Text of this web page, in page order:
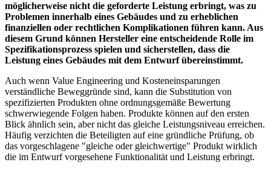
möglicherweise nicht die geforderte Leistung erbringt, was zu
Problemen innerhalb eines Gebäudes und zu erheblichen
finanziellen oder rechtlichen Komplikationen führen kann. Aus
diesem Grund können Hersteller eine entscheidende Rolle im
Spezifikationsprozess spielen und sicherstellen, dass die
Leistung eines Gebäudes mit dem Entwurf übereinstimmt.
Auch wenn Value Engineering und Kosteneinsparungen
verständliche Beweggründe sind, kann die Substitution von
spezifizierten Produkten ohne ordnungsgemäße Bewertung
schwerwiegende Folgen haben. Produkte können auf den ersten
Blick ähnlich sein, aber nicht das gleiche Leistungsniveau erreichen.
Häufig verzichten die Beteiligten auf eine gründliche Prüfung, ob
das vorgeschlagene "gleiche oder gleichwertige" Produkt wirklich
die im Entwurf vorgesehene Funktionalität und Leistung erbringt.